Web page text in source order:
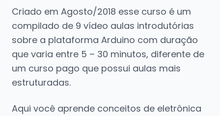
Criado em Agosto/2018 esse curso é um
compilado de 9 vídeo aulas introdutórias
sobre a plataforma Arduino com duração
que varia entre 5 – 30 minutos, diferente de
um curso pago que possui aulas mais
estruturadas.
Aqui você aprende conceitos de eletrônica